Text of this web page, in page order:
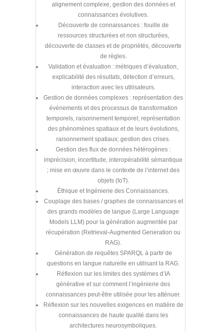
alignement complexe, gestion des données et
connaissances évolutives.
Découverte de connaissances : fouille de
ressources structurées et non structurées,
découverte de classes et de propriétés, découverte
de règles.
Validation et évaluation : métriques d’évaluation,
explicabilité des résultats, détection d’erreurs,
interaction avec les utilisateurs.
Gestion de données complexes : représentation des
événements et des processus de transformation
temporels, raisonnement temporel; représentation
des phénomènes spatiaux et de leurs évolutions,
raisonnement spatiaux; gestion des crises.
Gestion des flux de données hétérogènes :
imprécision, incertitude, interopérabilité sémantique
; mise en œuvre dans le contexte de l’internet des
objets (IoT).
Éthique et Ingénierie des Connaissances.
Couplage des bases / graphes de connaissances et
des grands modèles de langue (Large Language
Models LLM) pour la génération augmentée par
récupération (Retrieval-Augmented Generation ou
RAG).
Génération de requêtes SPARQL à partir de
questions en langue naturelle en utilisant la RAG.
Réflexion sur les limites des systèmes d’IA
générative et sur comment l’ingénierie des
connaissances peut-être utilisée pour les atténuer.
Réflexion sur les nouvelles exigences en matière de
connaissances de haute qualité dans les
architectures neurosymboliques.